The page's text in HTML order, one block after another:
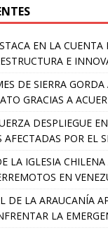
EN LA CUENTA
E
DE SIERRA GORDA
GRACIAS A
DESPLIEGUE
AFECTADAS POR EL
LA IGLESIA
EN
DE LA ARAUCANÍA
LA